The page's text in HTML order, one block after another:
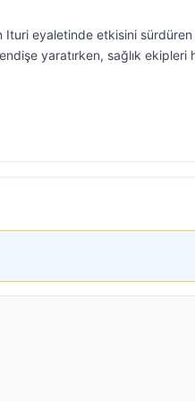
eyaletinde etkisini sürdüren
yaratırken, sağlık ekipleri